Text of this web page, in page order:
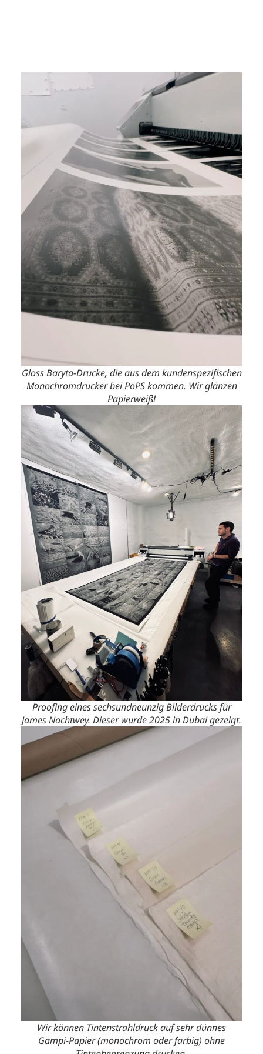
Gloss Baryta-Drucke, die aus dem kundenspezifischen
Monochromdrucker bei PoPS kommen. Wir glänzen
Papierweiß!
Proofing eines sechsundneunzig Bilderdrucks für
James Nachtwey. Dieser wurde 2025 in Dubai gezeigt.
Wir können Tintenstrahldruck auf sehr dünnes
Gampi-Papier (monochrom oder farbig) ohne